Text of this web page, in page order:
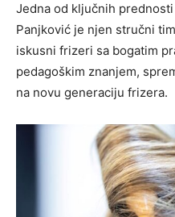
Jedna od ključnih
Panjković je njen stručni
iskusni frizeri sa bogatim
pedagoškim znanjem,
na novu generaciju frizera.